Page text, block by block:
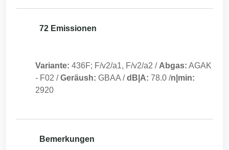
72 Emissionen
Variante: 436F; F/v2/a1, F/v2/a2 / Abgas: AGAK
- F02 /Geräush: GBAA /dB|A: 78.0 /n|min:
2920
Bemerkungen